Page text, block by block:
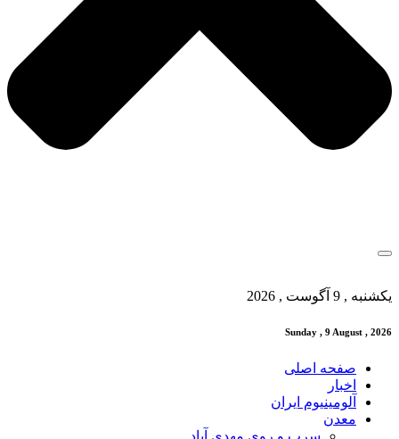
یکشنبه , 9 آگوست , 2026
Sunday , 9 August , 2026
صفحه اصلی
اخبار
آلومینیوم ایران
معدن
سرب و روی مهدی آباد